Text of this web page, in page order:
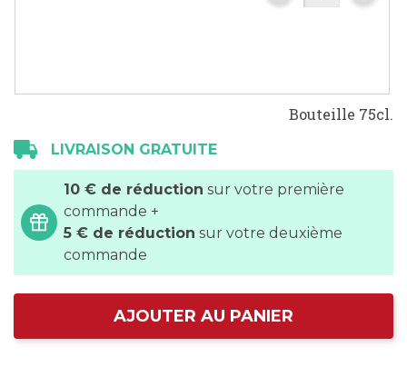
Bouteille 75cl.
LIVRAISON GRATUITE
10 € de réduction sur votre première
commande +
5 € de réduction sur votre deuxième
commande
AJOUTER AU PANIER